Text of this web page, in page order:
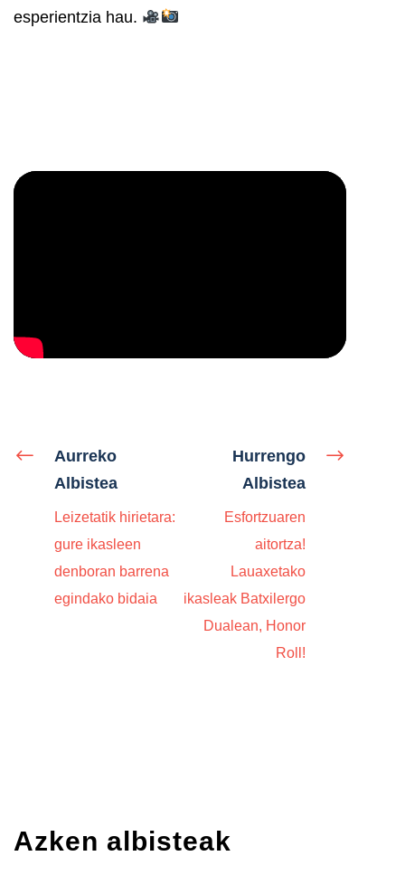
esperientzia hau.
Aurreko
Albistea
Leizetatik hirietara:
gure ikasleen
denboran barrena
egindako bidaia
Hurrengo
Albistea
Esfortzuaren
aitortza!
Lauaxetako
ikasleak Batxilergo
Dualean, Honor
Roll!
Azken albisteak